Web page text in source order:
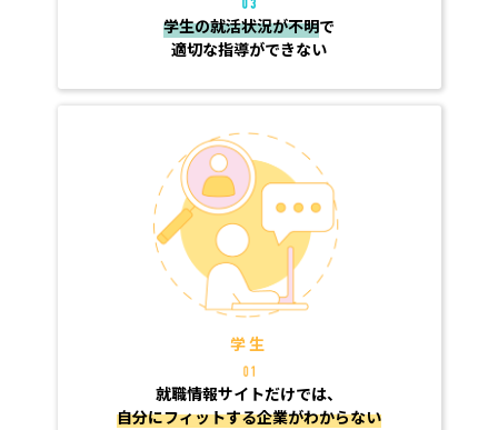
学生の就活状況が不明で
適切な指導ができない
学生
就職情報サイトだけでは、
自分にフィットする企業がわからない